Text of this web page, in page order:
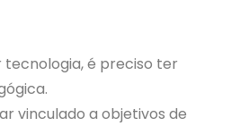
tecnologia, é preciso ter
vinculado a objetivos de